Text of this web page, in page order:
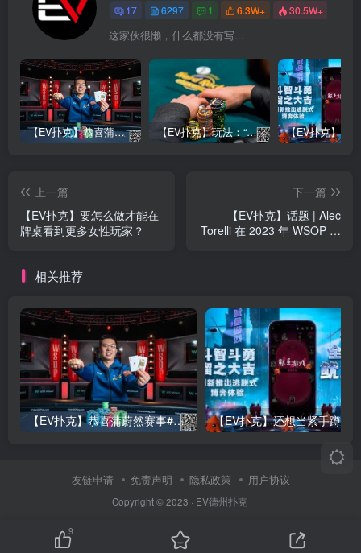
17 6297 1 6.3W+ 30.5W+
这家伙很懒，什么都没有写...
【EV扑克】恭喜蒲蔚然赛事#65夺冠，收获国人2023WSOP第六条金手链，奖金93万刀！ 【EV扑克】玩法：“松弱鱼/松凶鱼打法”的基本攻略
上一篇
【EV扑克】要怎么做才能在
牌桌看到更多女性玩家？
下一篇
【EV扑克】话题 | Alec
Torelli 在 2023 年 WSOP 上
相关推荐
【EV扑克】恭喜蒲蔚然赛事#65夺冠，收获国人2023WSOP第六条金手链，奖金93万刀！
友链申请 免责声明 隐私政策 用户协议
Copyright © 2023 · EV德州扑克
9